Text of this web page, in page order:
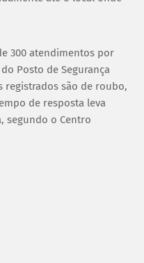
300 atendimentos por
Posto de Segurança
registrados são de roubo,
de resposta leva
segundo o Centro